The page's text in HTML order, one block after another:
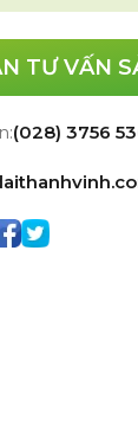
TƯ VẤN
(028) 3756